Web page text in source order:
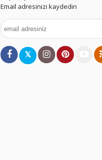
Email adresinizi kaydedin
𝕏